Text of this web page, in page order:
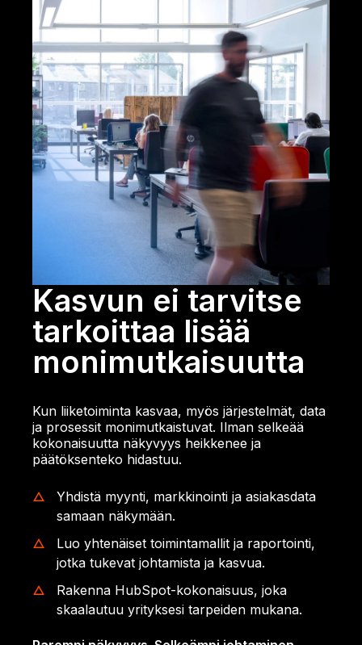
Kasvun ei tarvitse
tarkoittaa lisää
monimutkaisuutta
Kun liiketoiminta kasvaa, myös järjestelmät, data
ja prosessit monimutkaistuvat. Ilman selkeää
kokonaisuutta näkyvyys heikkenee ja
päätöksenteko hidastuu.
Yhdistä myynti, markkinointi ja asiakasdata
samaan näkymään.
Luo yhtenäiset toimintamallit ja raportointi,
jotka tukevat johtamista ja kasvua.
Rakenna HubSpot-kokonaisuus, joka
skaalautuu yrityksesi tarpeiden mukana.